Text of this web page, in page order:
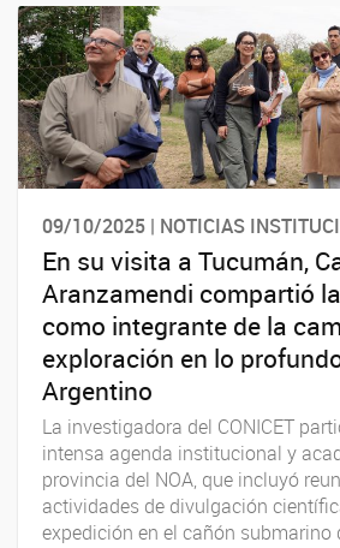
09/10/2025 | NOTICIAS
En su visita a Tucumán,
Aranzamendi compartió
como integrante de la
exploración en lo
Argentino
La investigadora del CONICET
intensa agenda institucional y
provincia del NOA, que incluyó
actividades de divulgación
expedición en el cañón submarino